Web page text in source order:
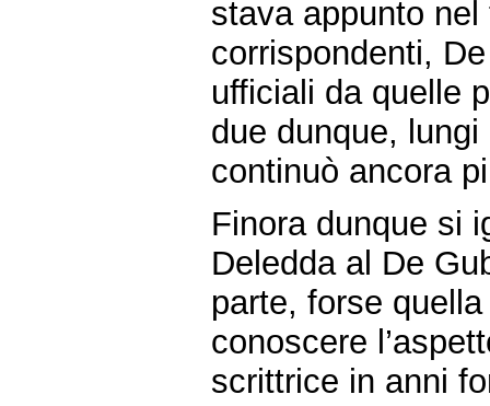
stava appunto
corrispondenti,
ufficiali da quelle
due dunque,
continuò ancora
Finora dunque si
Deledda al De
parte, forse
conoscere
scrittrice in anni